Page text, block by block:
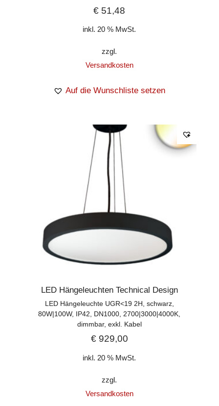
€ 51,48
inkl. 20 % MwSt.
zzgl.
Versandkosten
Auf die Wunschliste setzen
LED Hängeleuchten Technical Design
LED Hängeleuchte UGR<19 2H, schwarz,
80W|100W, IP42, DN1000, 2700|3000|4000K,
dimmbar, exkl. Kabel
€929,00
inkl. 20 % MwSt.
zzgl.
Versandkosten